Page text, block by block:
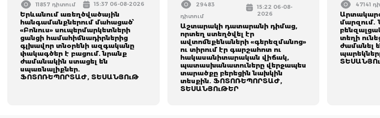
11857 դիտում 15:37 06-08-2026
Երևանում առեղծվածային
հանգամանքներում մահացած՝
«Բոնուս» սուպերմարկետների
ցանցի համահիմնադիրներից
գլխավոր տնօրենի ազգականը
փակագծեր է բացում. նրանք
ժամանակին ստացել են
սպառնալիքներ.
ՖՈՏՈՌԵՊՈՐՏԱԺ, ՏԵՍԱՆՅՈւԹ
29483
դիտում
15:22 06-08-
2026
Աշտարակի դատարանի դիմաց,
որտեղ ստեղծվել էր
ավտոմեքենաների «գերեզմանոց»
ու տիրում էր գարշահոտ ու
հակասանիտարական վիճակ,
պատասխանատուները վերջապես
տարածքը բերեցին նախկին
տեսքին. ՖՈՏՈՌԵՊՈՐՏԱԺ,
ՏԵՍԱՆՅՈւԹԵՐ
47141
մարզում.
տեղի
ժամանել